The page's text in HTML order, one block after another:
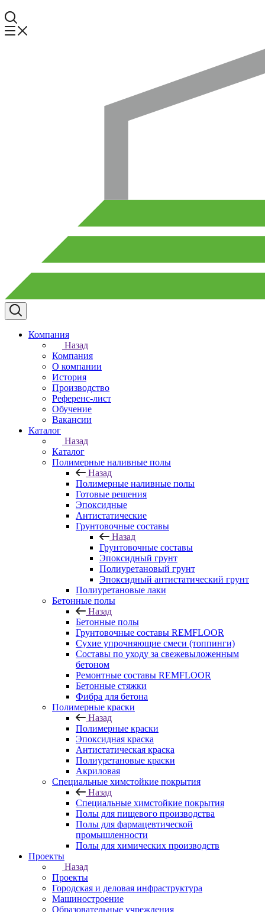
Компания
Назад
Компания
О компании
История
Производство
Референс-лист
Обучение
Вакансии
Каталог
Назад
Каталог
Полимерные наливные полы
Назад
Полимерные наливные полы
Готовые решения
Эпоксидные
Антистатические
Грунтовочные составы
Назад
Грунтовочные составы
Эпоксидный грунт
Полиуретановый грунт
Эпоксидный антистатический грунт
Полиуретановые лаки
Бетонные полы
Назад
Бетонные полы
Грунтовочные составы REMFLOOR
Сухие упрочняющие смеси (топпинги)
Составы по уходу за свежевыложенным
бетоном
Ремонтные составы REMFLOOR
Бетонные стяжки
Фибра для бетона
Полимерные краски
Назад
Полимерные краски
Эпоксидная краска
Антистатическая краска
Полиуретановые краски
Акриловая
Специальные химстойкие покрытия
Назад
Специальные химстойкие покрытия
Полы для пищевого производства
Полы для фармацевтической
промышленности
Полы для химических производств
Проекты
Назад
Проекты
Городская и деловая инфраструктура
Машиностроение
Образовательные учреждения